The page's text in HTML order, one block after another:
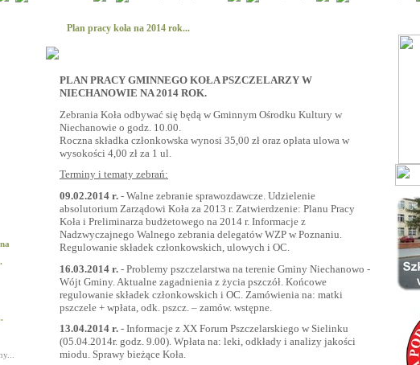
Plan pracy koła na 2014 rok...
PLAN PRACY GMINNEGO KOŁA PSZCZELARZY W
NIECHANOWIE NA 2014 ROK.
Zebrania Koła odbywać się będą w Gminnym Ośrodku Kultury w
Niechanowie o godz. 10.00.
Roczna składka członkowska wynosi 35,00 zł oraz opłata ulowa w
wysokości 4,00 zł za 1 ul.
Terminy i tematy zebrań:
09.02.2014 r. - Walne zebranie sprawozdawcze. Udzielenie
absolutorium Zarządowi Koła za 2013 r. Zatwierdzenie: Planu Pracy
Koła i Preliminarza budżetowego na 2014 r. Informacje z
Nadzwyczajnego Walnego zebrania delegatów WZP w Poznaniu.
Regulowanie składek członkowskich, ulowych i OC.
16.03.2014 r. - Problemy pszczelarstwa na terenie Gminy Niechanowo -
Wójt Gminy. Aktualne zagadnienia z życia pszczół. Końcowe
regulowanie składek członkowskich i OC. Zamówienia na: matki
pszczele + wpłata, odk. pszcz. – zamów. wstępne.
13.04.2014 r. - Informacje z XX Forum Pszczelarskiego w Sielinku
(05.04.2014r. godz. 9.00). Wpłata na: leki, odkłady i analizy jakości
miodu. Sprawy bieżące Koła.